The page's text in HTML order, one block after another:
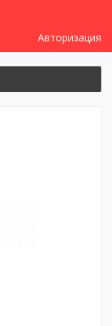
Авторизация